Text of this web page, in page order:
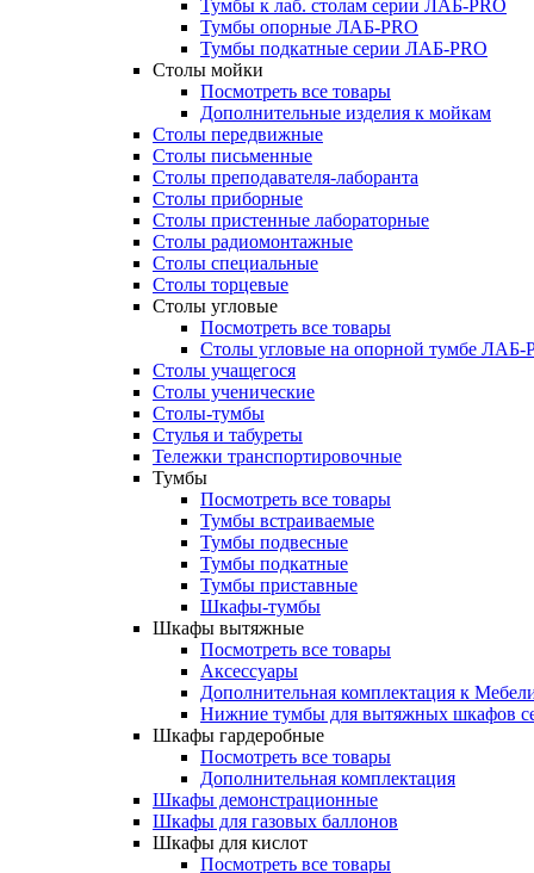
Тумбы к лаб. столам серии ЛАБ-PRO
Тумбы опорные ЛАБ-PRO
Тумбы подкатные серии ЛАБ-PRO
Столы мойки
Посмотреть все товары
Дополнительные изделия к мойкам
Столы передвижные
Столы письменные
Столы преподавателя-лаборанта
Столы приборные
Столы пристенные лабораторные
Столы радиомонтажные
Столы специальные
Столы торцевые
Столы угловые
Посмотреть все товары
Столы угловые на опорной тумбе ЛАБ-
Столы учащегося
Столы ученические
Столы-тумбы
Стулья и табуреты
Тележки транспортировочные
Тумбы
Посмотреть все товары
Тумбы встраиваемые
Тумбы подвесные
Тумбы подкатные
Тумбы приставные
Шкафы-тумбы
Шкафы вытяжные
Посмотреть все товары
Аксессуары
Дополнительная комплектация к
Нижние тумбы для вытяжных шкафов
Шкафы гардеробные
Посмотреть все товары
Дополнительная комплектация
Шкафы демонстрационные
Шкафы для газовых баллонов
Шкафы для кислот
Посмотреть все товары